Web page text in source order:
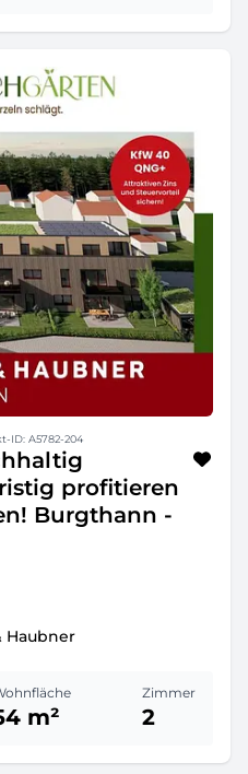
ID: A5782-204
profitieren
Burgthann -
Haubner
m²
Zimmer
2